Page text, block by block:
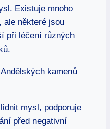
Existuje mnoho
ale některé jsou
při léčení různých
kamenů
mysl, podporuje
před negativní